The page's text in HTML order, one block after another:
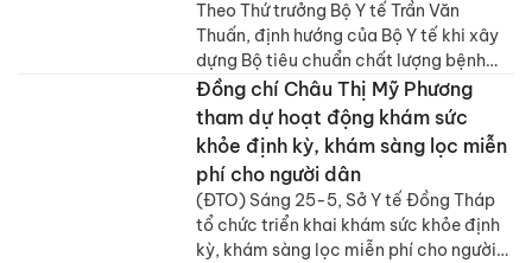
Theo Thứ trưởng Bộ Y tế Trần Văn
Thuấn, định hướng của Bộ Y tế khi xây
dựng Bộ tiêu chuẩn chất lượng bệnh
viện nâng cao, trên cơ sở kế thừa thực
tiễn của Việt Nam, tiếp thu có chọn lọc
các chuẩn mực quốc tế, trong đó có
JCI, nhưng không sao chép máy móc.
Đồng chí Châu Thị Mỹ Phương
tham dự hoạt động khám sức
khỏe định kỳ, khám sàng lọc miễn
phí cho người dân
(ĐTO) Sáng 25-5, Sở Y tế Đồng Tháp
tổ chức triển khai khám sức khỏe định
kỳ, khám sàng lọc miễn phí cho người